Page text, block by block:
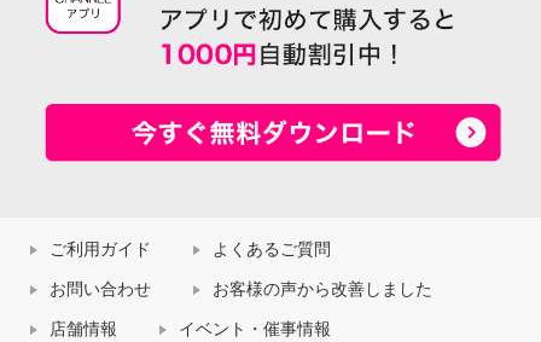
ご利用ガイド よくあるご質問
お問い合わせ お客様の声から改善しました
店舗情報 イベント・催事情報